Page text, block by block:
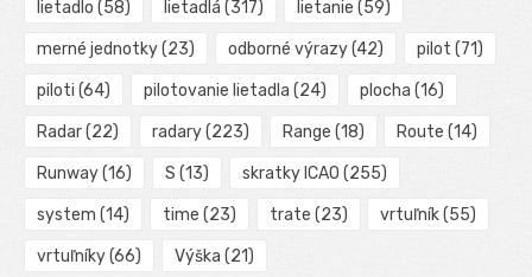
lietadlo (58) lietadlá (317) lietanie (59)
merné jednotky(23) odborné výrazy(42) pilot (71)
piloti (64) pilotovanie lietadla (24) plocha (16)
Radar(22) radary(223) Range (18) Route (14)
Runway(16) S (13) skratky ICAO (255)
system (14) time (23) trate (23) vrtuľník(55)
vrtuľníky(66) Výška (21)